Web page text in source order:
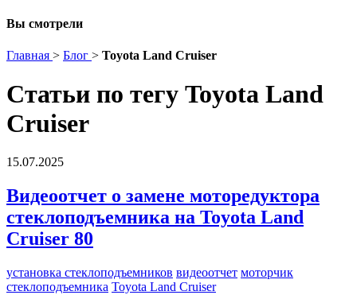
Вы смотрели
Главная > Блог > Toyota Land Cruiser
Статьи по тегу Toyota Land
Cruiser
15.07.2025
Видеоотчет о замене моторедуктора
стеклоподъемника на Toyota Land
Cruiser 80
установка стеклоподъемников видеоотчет моторчик
стеклоподъемника Toyota Land Cruiser